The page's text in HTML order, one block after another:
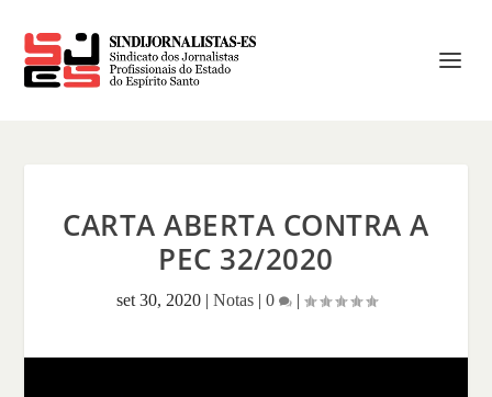
CARTA ABERTA CONTRA A
PEC 32/2020
set 30, 2020| Notas| 0 |